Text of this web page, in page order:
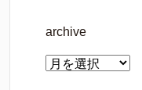
archive
archive